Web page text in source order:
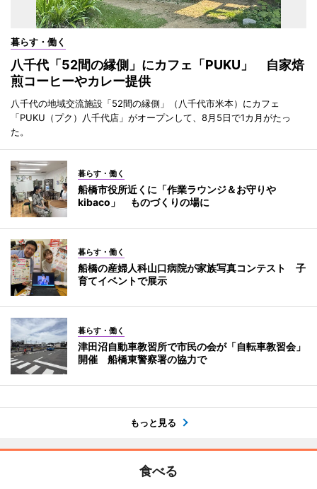
暮らす・働く
八千代「52間の縁側」にカフェ「PUKU」 自家焙
煎コーヒーやカレー提供
八千代の地域交流施設「52間の縁側」（八千代市米本）にカフェ
「PUKU（プク）八千代店」がオープンして、8月5日で1カ月がたっ
た。
暮らす・働く
船橋市役所近くに「作業ラウンジ＆お守りや
kibaco」 ものづくりの場に
暮らす・働く
船橋の産婦人科山口病院が家族写真コンテスト 子
育てイベントで展示
暮らす・働く
津田沼自動車教習所で市民の会が「自転車教習会」
開催 船橋東警察署の協力で
もっと見る
食べる